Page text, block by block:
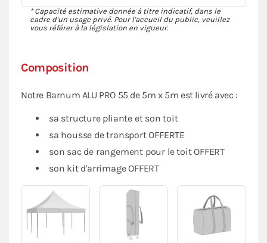
Composition
Notre Barnum ALU PRO 55 de 5m x 5m est livré avec :
sa structure pliante et son toit
sa housse de transport OFFERTE
son sac de rangement pour le toit OFFERT
son kit d'arrimage OFFERT
* Capacité estimative donnée à titre indicatif, dans le
cadre d'un usage privé. Pour l'accueil du public, veuillez
vous référer à la législation en vigueur.